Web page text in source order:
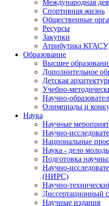
Международная
Спортивная жизнь
Общественные
Ресурсы
Закупки
Атрибутика КГАСУ
Образование
Высшее
Дополнительное
Детская
Учебно-
Научно-
Олимпиады и
Наука
Научные
Научно-
Национальные
Наука - дело
Подготовка
Научно-
(НИРС)
Научно-
Диссертационный
Научные издания